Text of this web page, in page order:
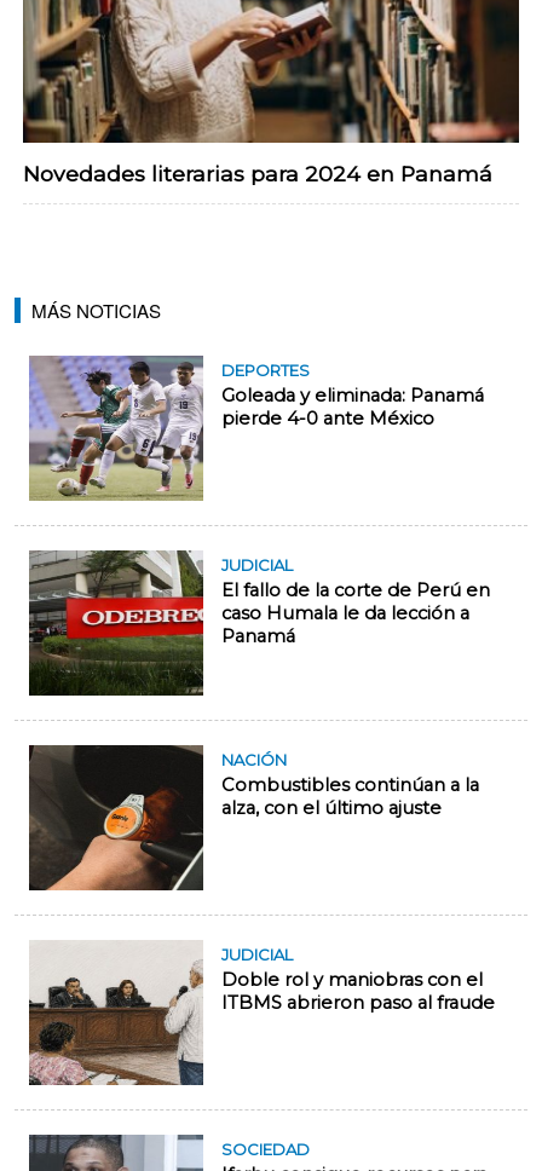
Novedades literarias para 2024 en Panamá
MÁS NOTICIAS
DEPORTES
Goleada y eliminada: Panamá
pierde 4-0 ante México
JUDICIAL
El fallo de la corte de Perú en
caso Humala le da lección a
Panamá
NACIÓN
Combustibles continúan a la
alza, con el último ajuste
JUDICIAL
Doble rol y maniobras con el
ITBMS abrieron paso al fraude
SOCIEDAD